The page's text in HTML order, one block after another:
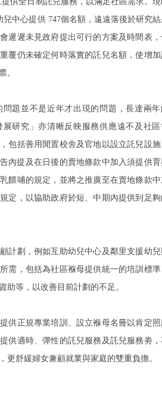
兒中心提供 747個名額，遠遠落後於研究
遲遲未見政府提出可行的方案及時間表
覆仍未確定何時落實的託兒名額，使增
。
題並不是近年才出現的問題，長達兩年
展研究」亦清晰反映服務供應遠不及社區
包括善用閒置校舍及官地以設立託兒設
內提及在日後的賣地條款中加入須提供
餵哺的規定，並將之推廣至在賣地條款
定，以協助政府於短、中期內提供到足
計劃，例如互助幼兒中心及鄰里支援幼
需，包括為社區褓母提供統一的培訓標
助等，以改善目前計劃的不足。
供正規專業培訓、設立褓母名冊以肯定
供適時、彈性的託兒服務及託兒服務劵
更舒緩婦女兼顧就業與家庭的雙重負擔。